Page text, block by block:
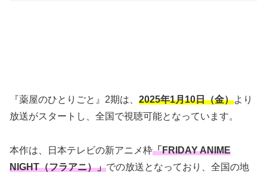
『薬屋のひとりごと』2期は、 2025年1月10日（金）より
放送がスタートし、全国で視聴可能となっています。
本作は、日本テレビの新アニメ枠「FRIDAY ANIME
NIGHT（フラアニ）」での放送となっており、全国の地